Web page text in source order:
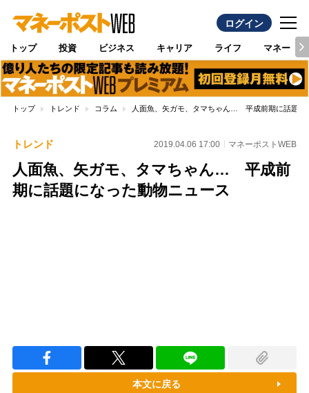
ログイン
トップ 投資 ビジネス キャリア ライフ マネー
トップ トレンド コラム 人面魚、矢ガモ、タマちゃん… 平成前期に話題に
トレンド 2019.04.06 17:00 マネーポストWEB
人面魚、矢ガモ、タマちゃん… 平成前
期に話題になった動物ニュース
本文に戻る